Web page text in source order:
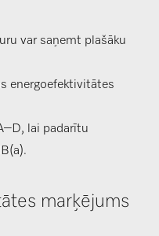
var saņemt plašāku
energoefektivitātes
lai padarītu
marķējums